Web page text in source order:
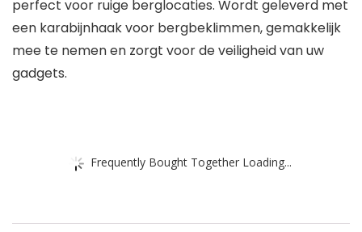
perfect voor ruige berglocaties. Wordt geleverd met
een karabijnhaak voor bergbeklimmen, gemakkelijk
mee te nemen en zorgt voor de veiligheid van uw
gadgets.
Frequently Bought Together Loading...